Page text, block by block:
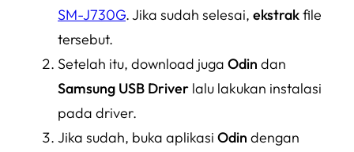
SM-J730G. Jika sudah selesai, ekstrakfile
tersebut.
Setelah itu, download juga Odin dan
Samsung USB Driver lalu lakukan instalasi
pada driver.
Jika sudah, buka aplikasi Odin dengan